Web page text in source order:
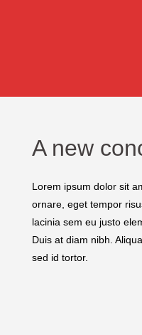
A new
Lorem ipsum dolor sit
ornare, eget tempor
lacinia sem eu justo
Duis at diam nibh.
sed id tortor.